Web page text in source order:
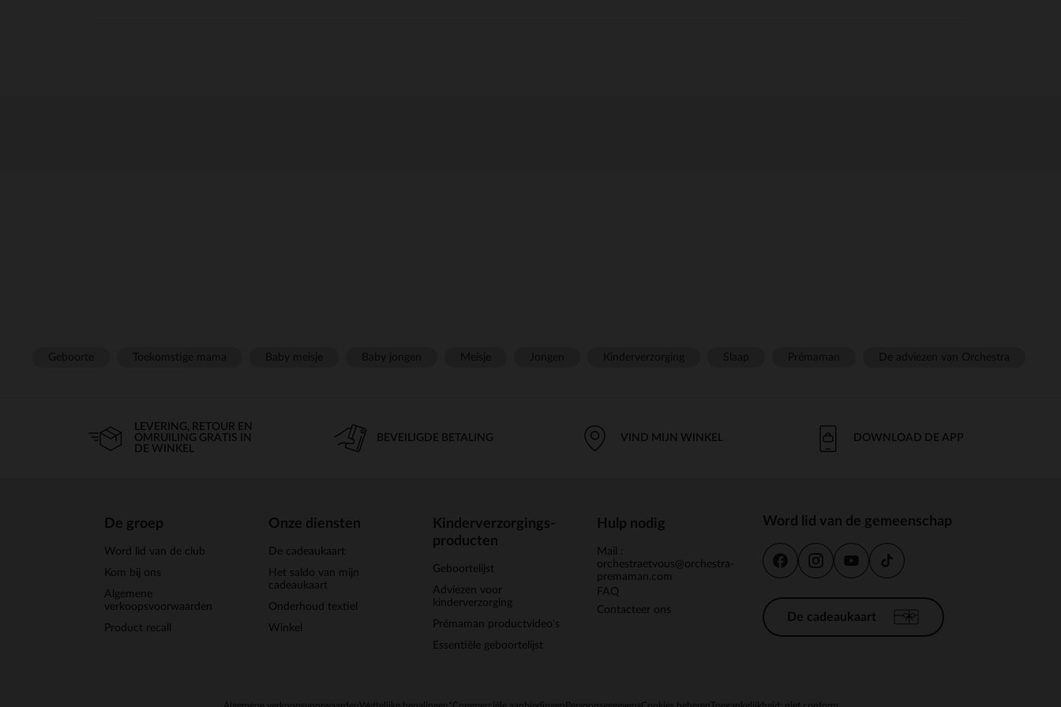
LEVERING, RETOUR EN
OMRUILING GRATIS IN
DE WINKEL
BEVEILIGDE BETALING VIND MIJN WINKEL DOWNLOAD DE APP
De groep
Word lid van de club
Kom bij ons
Algemene
verkoopsvoorwaarden
Product recall
Onze diensten
De cadeaukaart
Het saldo van mijn
cadeaukaart
Onderhoud textiel
Winkel
Kinderverzorgings-
producten
Geboortelijst
Adviezen voor
kinderverzorging
Prémaman productvideo's
Essentiële geboortelijst
Hulp nodig
Mail :
orchestraetvous@orchestra-
premaman.com
FAQ
Contacteer ons
Word lid van de gemeenschap
De cadeaukaart